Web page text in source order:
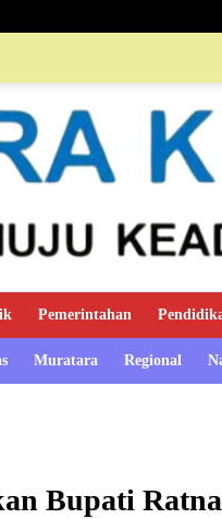
Pemerintahan
Muratara Regional
Bupati